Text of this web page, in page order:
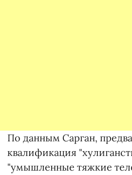
По данным Сарган,
квалификация
"умышленные тяжкие